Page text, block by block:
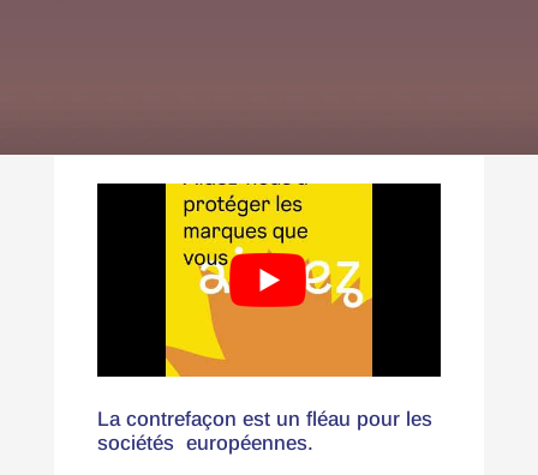
La contrefaçon est un fléau pour les
sociétés européennes.